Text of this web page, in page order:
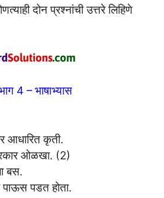
दोन प्रश्नांची उत्तरे लिहिणे
4 – भाषाभ्यास
आधारित कृती.
ओळखा. (2)
बस.
पडत होता.